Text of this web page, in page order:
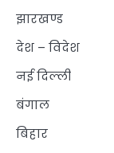
झारखण्ड
देश – विदेश
नई दिल्ली
बंगाल
बिहार